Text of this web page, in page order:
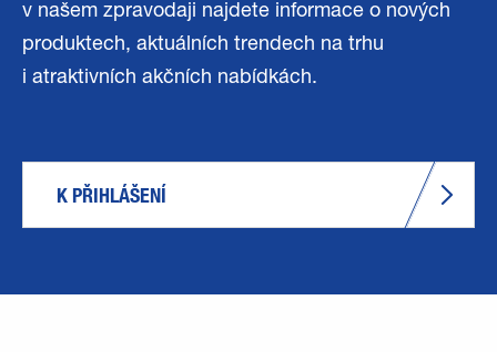
v našem zpravodaji najdete informace o nových
produktech, aktuálních trendech na trhu
i atraktivních akčních nabídkách.
K PŘIHLÁŠENÍ